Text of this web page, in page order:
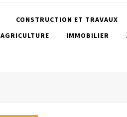
CONSTRUCTION ET TRAVAUX
AGRICULTURE
IMMOBILIER